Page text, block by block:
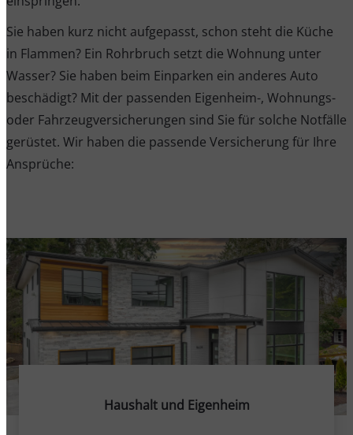
Sie haben kurz nicht aufgepasst, schon steht die Küche
in Flammen? Ein Rohrbruch setzt die Wohnung unter
Wasser? Sie haben beim Einparken ein anderes Auto
beschädigt? Mit der passenden Eigenheim-, Wohnungs-
oder Fahrzeugversicherungen sind Sie für solche Notfälle
gerüstet. Wir haben die passende Versicherung für Ihre
Ansprüche:
Haushalt und Eigenheim